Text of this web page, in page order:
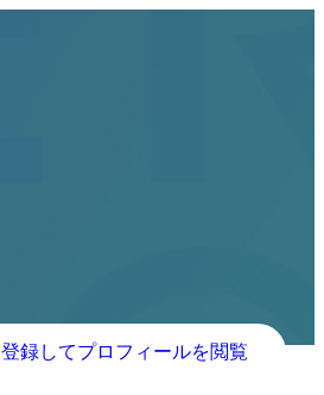
登録してプロフィールを閲覧